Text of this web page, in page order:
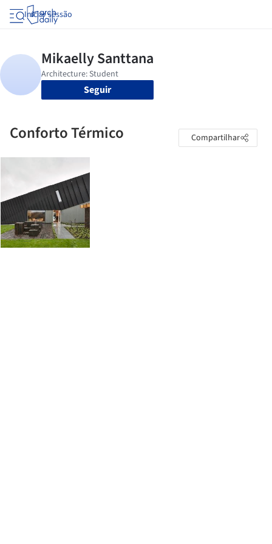
Iniciar sessão
Seguir
Conforto Térmico Compartilhar